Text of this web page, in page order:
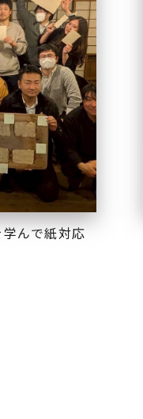
んで紙対応